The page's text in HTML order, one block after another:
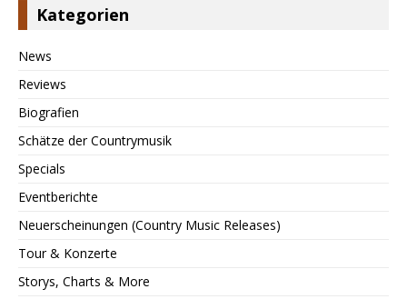
Kategorien
News
Reviews
Biografien
Schätze der Countrymusik
Specials
Eventberichte
Neuerscheinungen (Country Music Releases)
Tour & Konzerte
Storys, Charts & More